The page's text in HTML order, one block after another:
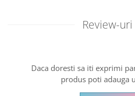
Review-uri
Daca doresti sa iti exprimi
produs poti adauga